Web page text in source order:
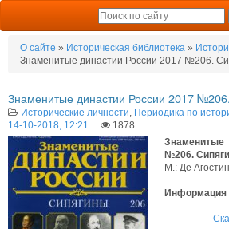
О сайте » Историческая библиотека »
Знаменитые династии России 2017 №206.
Знаменитые династии России 2017
Исторические личности Периодика по
14-10-2018, 12:21
1878
№206.
М.: Де
Информация